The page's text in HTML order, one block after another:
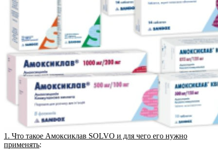
1. Что такое Амоксиклав SOLVO и для чего его нужно
применять: